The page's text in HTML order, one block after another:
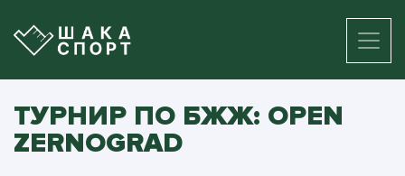
ТУРНИР ПО БЖЖ: OPEN
ZERNOGRAD